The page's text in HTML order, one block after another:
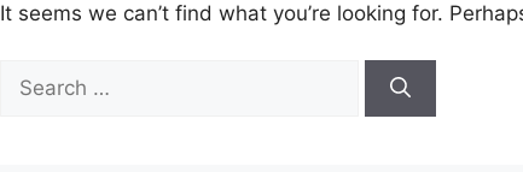
It seems we can’t find what you’re looking for.
for: